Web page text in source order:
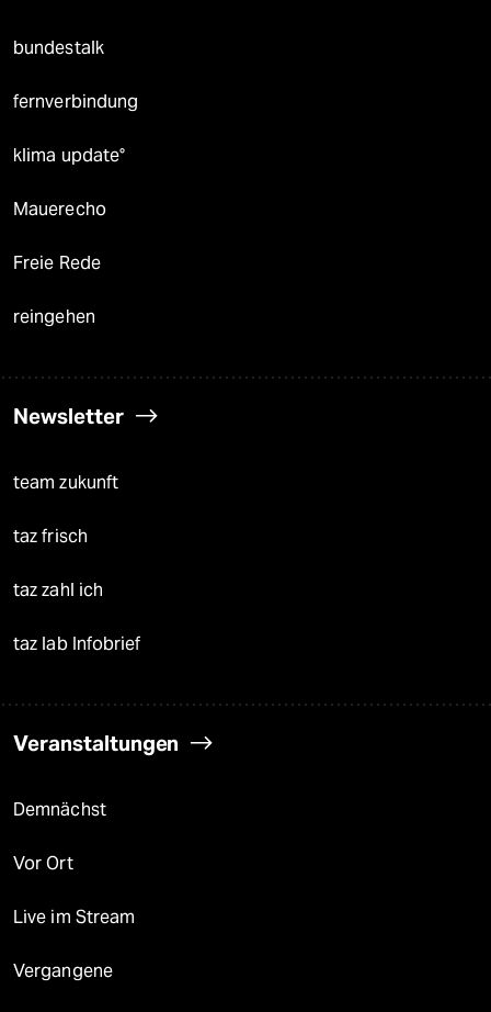
bundestalk
fernverbindung
klima update°
Mauerecho
Freie Rede
reingehen
Newsletter
team zukunft
taz frisch
taz zahl ich
taz lab Infobrief
Veranstaltungen
Demnächst
Vor Ort
Live im Stream
Vergangene